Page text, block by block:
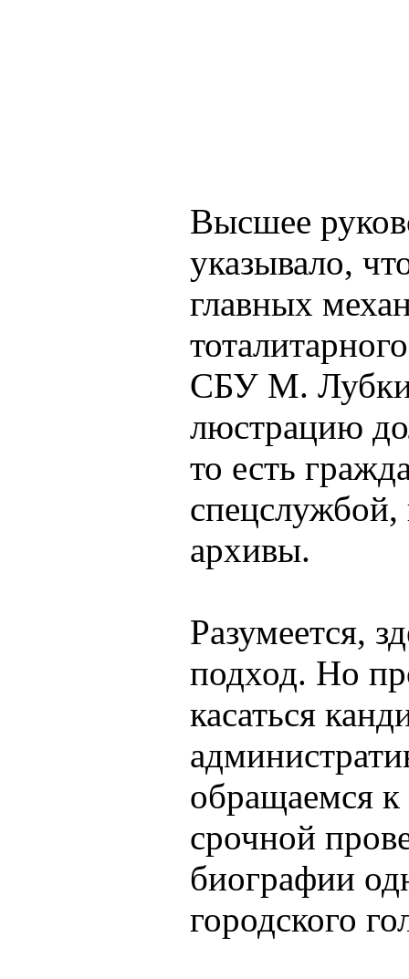
Высшее
указывало,
главных
СБУ М.
люстрацию
то есть
архивы.
Разумеется,
подход. Но
касаться
обращаемся
срочной
биографии
городского